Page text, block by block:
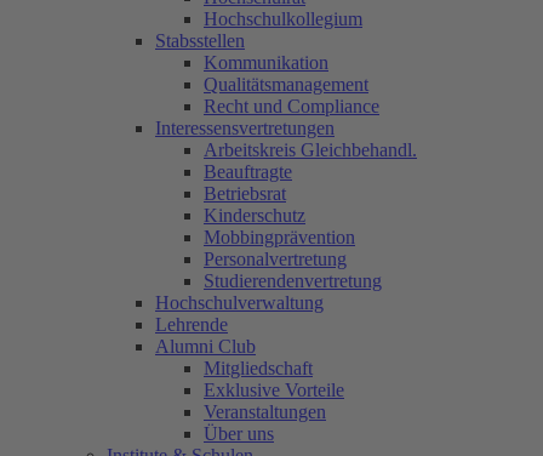
Hochschulkollegium
Stabsstellen
Kommunikation
Qualitätsmanagement
Recht und Compliance
Interessensvertretungen
Arbeitskreis Gleichbehandl.
Beauftragte
Betriebsrat
Kinderschutz
Mobbingprävention
Personalvertretung
Studierendenvertretung
Hochschulverwaltung
Lehrende
Alumni Club
Mitgliedschaft
Exklusive Vorteile
Veranstaltungen
Über uns